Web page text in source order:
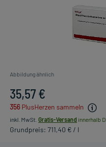
Abbildung ähnlich
35,57 €
356 PlusHerzen sammeln
inkl. MwSt. Gratis-Versand innerhalb D.
Grundpreis: 711,40 € / l